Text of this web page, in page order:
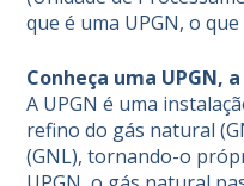
que é uma UPGN, o
Conheça uma UPGN,
A UPGN é uma
refino do gás natural
(GNL), tornando-o